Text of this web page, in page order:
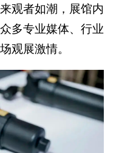
观者如潮，展馆内
多专业媒体、行业
观展激情。